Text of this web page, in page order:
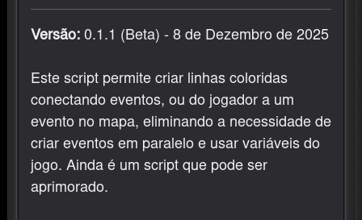
Versão: 0.1.1 (Beta) - 8 de Dezembro de 2025
Este script permite criar linhas coloridas
conectando eventos, ou do jogador a um
evento no mapa, eliminando a necessidade de
criar eventos em paralelo e usar variáveis do
jogo. Ainda é um script que pode ser
aprimorado.